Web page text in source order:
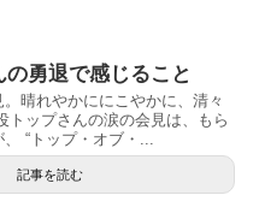
勇退で感じること
晴れやかににこやかに、清々
トップさんの涙の会見は、もら
“トップ・オブ・...
記事を読む